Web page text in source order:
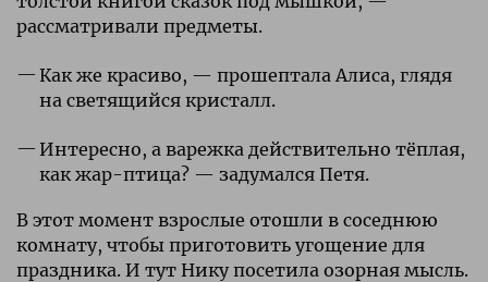
рассматривали предметы.
Как же красиво, — прошептала Алиса, глядя
на светящийся кристалл.
Интересно, а варежка действительно тёплая,
как жар-птица? — задумался Петя.
В этот момент взрослые отошли в соседнюю
комнату, чтобы приготовить угощение для
праздника. И тут Нику посетила озорная мысль.